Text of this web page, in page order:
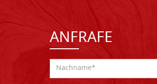
ANFRAFE